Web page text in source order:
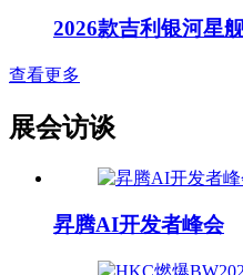
2026款吉利银河星
查看更多
展会访谈
昇腾AI开发者峰会